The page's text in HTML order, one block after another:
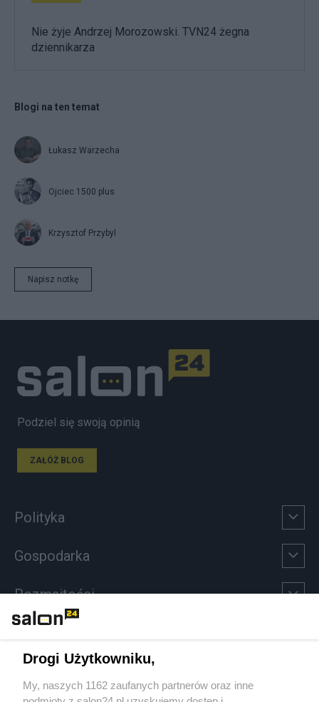
Nie żyje Andrzej Morozowski. TVN24 żegna
dziennikarza
Blogi na ten temat
Łukasz Warzecha
Ojciec 1500 plus
Krzysztof Przybyl
Napisz notkę
Podziel się swoją opinią
ZAŁÓŻ BLOG
Polityka
Gospodarka
Rozmaitości
Sport
Drogi Użytkowniku,
My, naszych 1162 zaufanych partnerów oraz inne